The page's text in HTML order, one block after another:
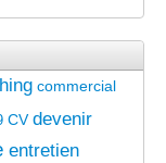
commercial
CV devenir
entretien